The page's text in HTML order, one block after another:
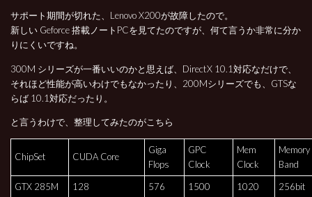
サポート期間が切れた、Lenovo X200が故障したので。
新しい Geforce 搭載ノートPCを見てたのですが、何て言うか非常に分か
りにくいですね。
300M シリーズが一番いいのかと思えば、DirectX 10.1対応なだけで、
それほど性能が高いわけでもなかったり、200Mシリーズでも、GTSな
らば 10.1対応だったり。
と言うわけで、整理してみたのがこちら
ChipSet CUDA Core
Giga
Flops
GPC
Clock
Mem
Clock
Memory
Band
GTX 285M
128 576 1500 1020
256bit